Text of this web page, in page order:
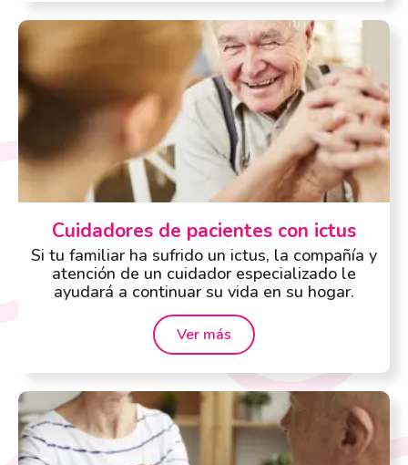
Cuidadores de pacientes con ictus
Si tu familiar ha sufrido un ictus, la compañía y
atención de un cuidador especializado le
ayudará a continuar su vida en su hogar.
Ver más